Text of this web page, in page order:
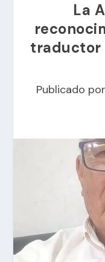
La
traductor
Publicado por